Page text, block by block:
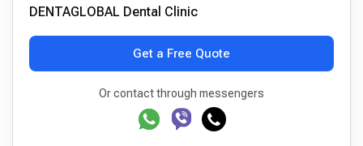
DENTAGLOBAL Dental Clinic
Get a Free Quote
Or contact through messengers